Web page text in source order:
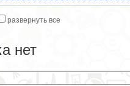
развернуть все
нет